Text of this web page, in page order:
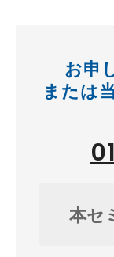
お申
または
本セ